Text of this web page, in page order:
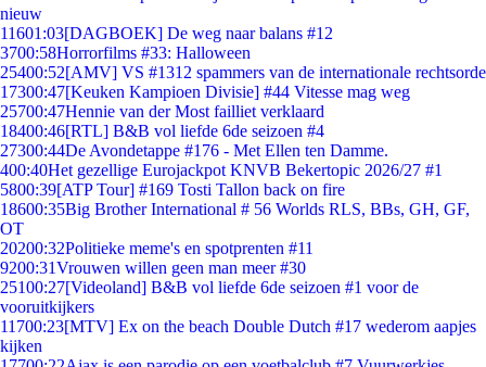
nieuw
11601:03[DAGBOEK] De weg naar balans #12
3700:58Horrorfilms #33: Halloween
25400:52[AMV] VS #1312 spammers van de internationale rechtsorde
17300:47[Keuken Kampioen Divisie] #44 Vitesse mag weg
25700:47Hennie van der Most failliet verklaard
18400:46[RTL] B&B vol liefde 6de seizoen #4
27300:44De Avondetappe #176 - Met Ellen ten Damme.
400:40Het gezellige Eurojackpot KNVB Bekertopic 2026/27 #1
5800:39[ATP Tour] #169 Tosti Tallon back on fire
18600:35Big Brother International # 56 Worlds RLS, BBs, GH, GF,
OT
20200:32Politieke meme's en spotprenten #11
9200:31Vrouwen willen geen man meer #30
25100:27[Videoland] B&B vol liefde 6de seizoen #1 voor de
vooruitkijkers
11700:23[MTV] Ex on the beach Double Dutch #17 wederom aapjes
kijken